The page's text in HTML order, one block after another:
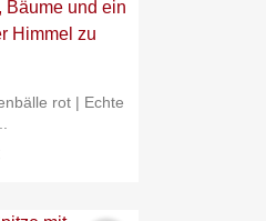
rot | Echte